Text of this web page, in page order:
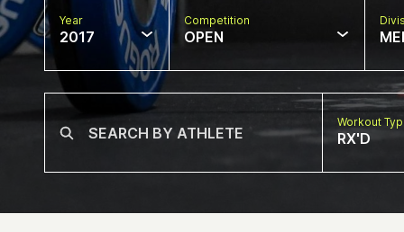
Year
2017
Competition
OPEN
Workout
RX'D